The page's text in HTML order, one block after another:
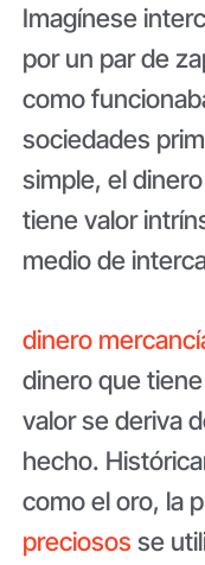
Imagínese
por un par de
como
sociedades
simple, el
tiene valor
medio de
dinero
dinero que
valor se deriva
hecho.
como el oro, la
preciosos se